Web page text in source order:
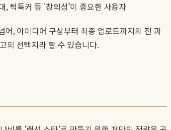
, 틱톡커 등 '창의성'이 중요한 사용자
, 아이디어 구상부터 최종 업로드까지의 전 과
의 선택지라 할 수 있습니다.